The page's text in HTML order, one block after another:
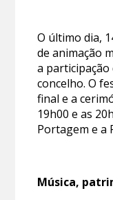
O último dia,
de animação
a
concelho. O
final e a
19h00 e as
Portagem e a
Música,